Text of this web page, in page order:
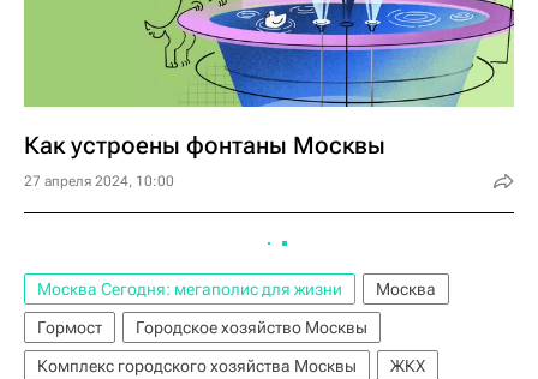
Как устроены фонтаны Москвы
27 апреля 2024, 10:00
Москва Сегодня: мегаполис для жизни
Москва
Гормост
Городское хозяйство Москвы
Комплекс городского хозяйства Москвы
ЖКХ